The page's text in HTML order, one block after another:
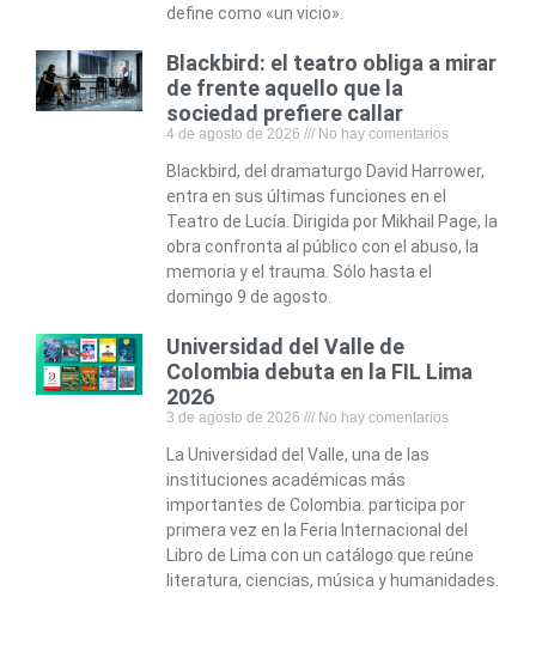
define como «un vicio».
Blackbird: el teatro obliga a mirar
de frente aquello que la
sociedad prefiere callar
4 de agosto de 2026 No hay comentarios
Blackbird, del dramaturgo David Harrower,
entra en sus últimas funciones en el
Teatro de Lucía. Dirigida por Mikhail Page, la
obra confronta al público con el abuso, la
memoria y el trauma. Sólo hasta el
domingo 9 de agosto.
Universidad del Valle de
Colombia debuta en la FIL Lima
2026
3 de agosto de 2026 No hay comentarios
La Universidad del Valle, una de las
instituciones académicas más
importantes de Colombia. participa por
primera vez en la Feria Internacional del
Libro de Lima con un catálogo que reúne
literatura, ciencias, música y humanidades.